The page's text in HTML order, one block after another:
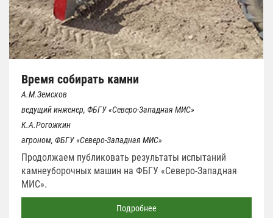
Время собирать камни
А.М.Земсков
ведущий инженер, ФБГУ «Северо-Западная МИС»
К.А.Рогожкин
агроном, ФБГУ «Северо-Западная МИС»
Продолжаем публиковать результаты испытаний
камнеуборочных машин на ФБГУ «Северо-Западная
МИС».
Подробнее